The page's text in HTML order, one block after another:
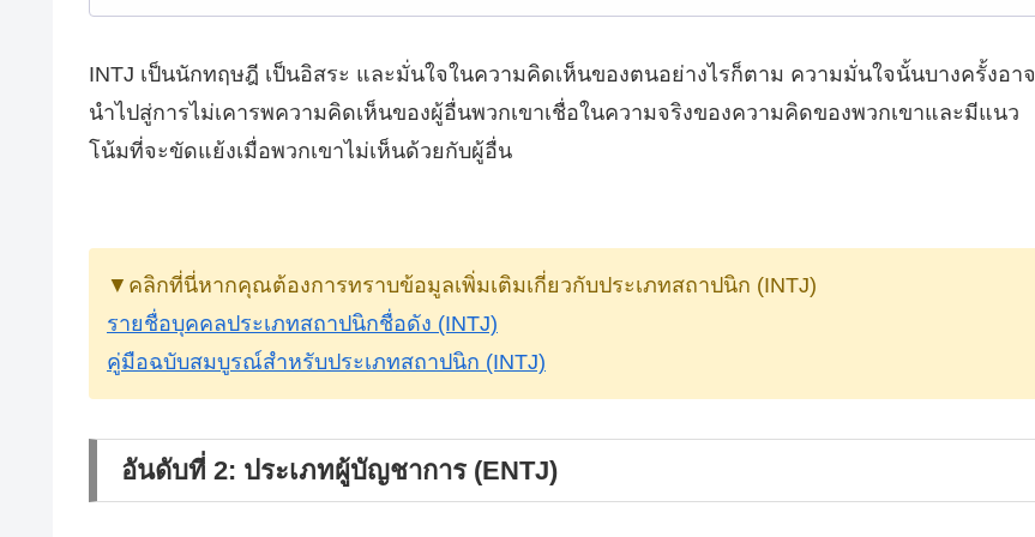
INTJ เป็นนักทฤษฎี เป็นอิสระ และมั่นใจในความคิดเห็นของตนอย่างไรก็ตาม ความมั่นใจนั้นบางครั้งอาจ
นำไปสู่การไม่เคารพความคิดเห็นของผู้อื่นพวกเขาเชื่อในความจริงของความคิดของพวกเขาและมีแนว
โน้มที่จะขัดแย้งเมื่อพวกเขาไม่เห็นด้วยกับผู้อื่น
▼คลิกที่นี่หากคุณต้องการทราบข้อมูลเพิ่มเติมเกี่ยวกับประเภทสถาปนิก (INTJ)
รายชื่อบุคคลประเภทสถาปนิกชื่อดัง (INTJ)
คู่มือฉบับสมบูรณ์สำหรับประเภทสถาปนิก (INTJ)
อันดับที่ 2: ประเภทผู้บัญชาการ (ENTJ)